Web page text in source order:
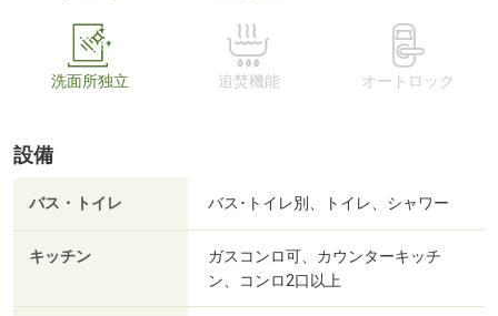
洗面所独立 追焚機能 オートロック
設備
バス・トイレ バス･トイレ別、トイレ、シャワー
キッチン
ガスコンロ可、カウンターキッチ
ン、コンロ2口以上